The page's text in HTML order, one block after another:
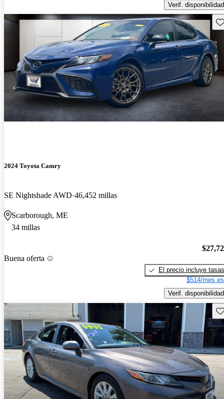
Verif. disponibilidad
2024 Toyota Camry
SE Nightshade AWD 46,452 millas
Scarborough, ME
34 millas
Buena oferta
El precio incluye tasas
$514/mes
Verif. disponibilidad